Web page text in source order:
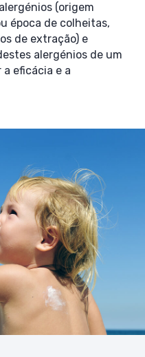
(origem
época de colheitas,
de extração) e
alergénios de um
eficácia e a